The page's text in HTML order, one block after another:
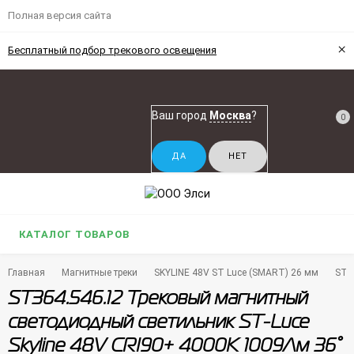
Полная версия сайта
Бесплатный подбор трекового освещения ×
Ваш город Москва? 0
КАТАЛОГ ТОВАРОВ
Главная Магнитные треки SKYLINE 48V ST Luce (SMART) 26 мм
ST364.546.12 Трековый магнитный
светодиодный светильник ST-Luce
Skyline 48V CRI90+ 4000К 1009Лм 36°